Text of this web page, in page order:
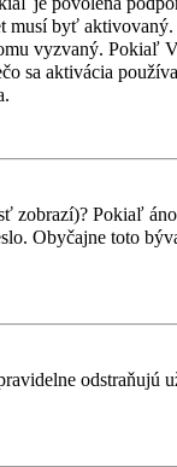
musí byť
vyzvaný. Pokiaľ
sa aktivácia
zobrazí)? Pokiaľ
Obyčajne toto
odstraňujú